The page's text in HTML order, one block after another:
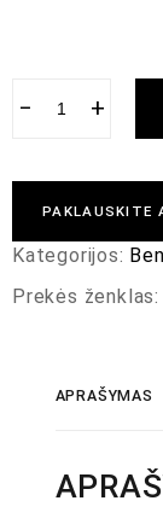
− +
PAKLAUSKITE
Kategorijos:
Prekės ženklas:
APRAŠYMAS